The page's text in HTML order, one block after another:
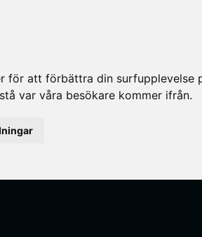
för att förbättra din
var våra besökare kommer ifrån.